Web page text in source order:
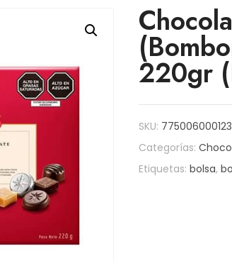
220gr
SKU:
Categorías:
Etiquetas:bolsa,